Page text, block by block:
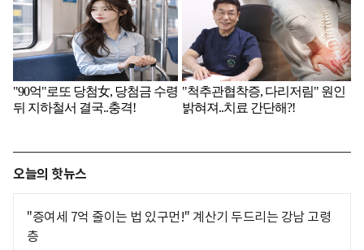
오늘의 핫뉴스
"증여세 7억 줄이는 법 있구먼!" 계산기 두드리는 강남 고령
층